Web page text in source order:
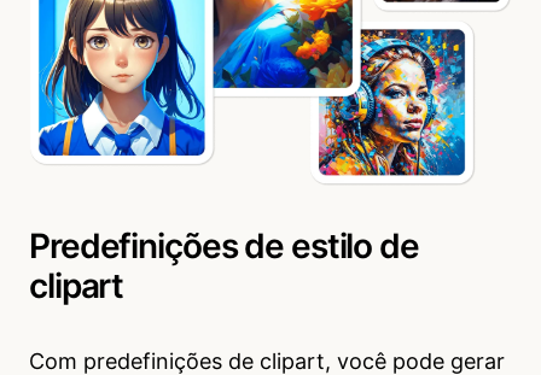
Predefinições de estilo de
clipart
Com predefinições de clipart, você pode gerar